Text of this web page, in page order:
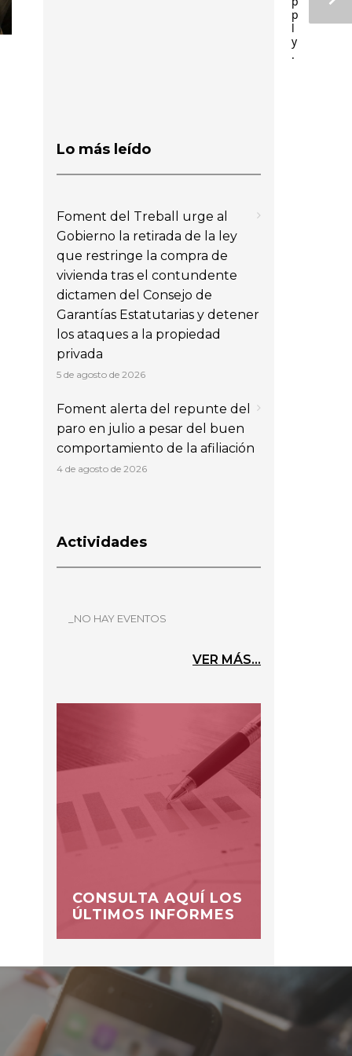
p
l
y
.
Lo más leído
Foment del Treball urge al
Gobierno la retirada de la ley
que restringe la compra de
vivienda tras el contundente
dictamen del Consejo de
Garantías Estatutarias y detener
los ataques a la propiedad
privada
5 de agosto de 2026
Foment alerta del repunte del
paro en julio a pesar del buen
comportamiento de la afiliación
4 de agosto de 2026
Actividades
_NO HAY EVENTOS
VER MÁS...
CONSULTA AQUÍ LOS
ÚLTIMOS INFORMES